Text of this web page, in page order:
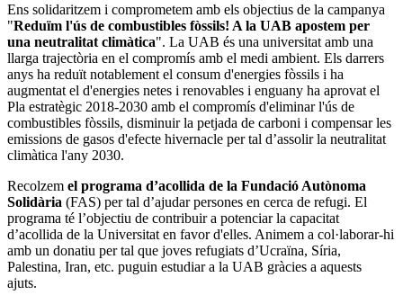
Ens solidaritzem i comprometem amb els objectius de la campanya
"Reduïm l'ús de combustibles fòssils! A la UAB apostem per
una neutralitat climàtica". La UAB és una universitat amb una
llarga trajectòria en el compromís amb el medi ambient. Els darrers
anys ha reduït notablement el consum d'energies fòssils i ha
augmentat el d'energies netes i renovables i enguany ha aprovat el
Pla estratègic 2018-2030 amb el compromís d'eliminar l'ús de
combustibles fòssils, disminuir la petjada de carboni i compensar les
emissions de gasos d'efecte hivernacle per tal d’assolir la neutralitat
climàtica l'any 2030.
Recolzem el programa d’acollida de la Fundació Autònoma
Solidària (FAS) per tal d’ajudar persones en cerca de refugi. El
programa té l’objectiu de contribuir a potenciar la capacitat
d’acollida de la Universitat en favor d'elles. Animem a col·laborar-hi
amb un donatiu per tal que joves refugiats d’Ucraïna, Síria,
Palestina, Iran, etc. puguin estudiar a la UAB gràcies a aquests
ajuts.